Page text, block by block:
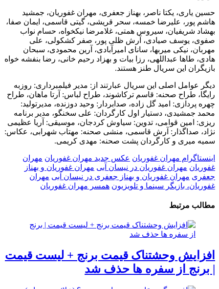
حسین یاری، یکتا ناصر، بهناز جعفری، مهران غفوریان، جمشید
هاشم پور، علیرضا خمسه، سحر قریشی، گیتی قاسمی، ایمان صفا،
بهشاد شریفیان، سیروس همتی، غلامرضا نیکخواه، حسام نواب
صفوی، یوسف صیادی، آرش ظلی پور، صفر کشکولی، علی
مهربان، نیکی میربها، سانای امیرآبادی، آرین محمودی، سبحان
هادی، طاها عبداللهی، رزا بیات و بهزاد رحیم خانی، رضا بنفشه خواه
بازیگران این سریال طنز هستند.
دیگر عوامل اصلی این سریال عبارتند از: مدیر فیلمبرداری: روزبه
رایگا، طراح صحنه: قاسم ترکاشوند، طراح لباس: آرتا ماهان، طراح
چهره پردازی: امید گل زاده، صدابردار: وحید دوزنده، مدیرتولید:
محمد جمشیدی، دستیار اول کارگردان: علی سخنگو، مدیر برنامه
ریزی: امین قوامی، تدوین: سیاوش کردجان، موسیقی: آریا عظیمی
نژاد، صداگذار: آرش قاسمی، منشی صحنه: مهتاب شهرابی، عکاس:
سمیه میری و کارگردان پشت صحنه: مهدی کریمی.
اینستاگرام مهران غفوریان عکس جدید مهران غفوریان مهران
غفوریان مهران غفوریان در نیسان آبی مهران غفوریان و بهناز
جعفری مهران غفوریان و بهناز جعفری در نیسان آبی مهران
غفوریان، بازیگر سینما و تلویزیون همسر مهران غفوریان
مطالب مرتبط
افزایش وحشتناک قیمت برنج + لیست قیمت
| برنج از سفره ها حذف شد